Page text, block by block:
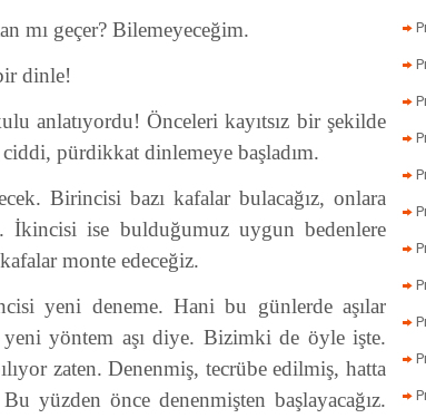
mı geçer? Bilemeyeceğim.
dinle!
anlatıyordu! Önceleri kayıtsız bir şekilde
pürdikkat dinlemeye başladım.
Birincisi bazı kafalar bulacağız, onlara
İkincisi ise bulduğumuz uygun bedenlere
monte edeceğiz.
yeni deneme. Hani bu günlerde aşılar
yöntem aşı diye. Bizimki de öyle işte.
zaten. Denenmiş, tecrübe edilmiş, hatta
yüzden önce denenmişten başlayacağız.